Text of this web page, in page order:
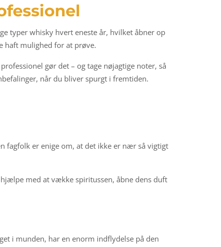
typer whisky hvert eneste år, hvilket åbner op
haft mulighed for at prøve.
gør det – og tage nøjagtige noter, så
når du bliver spurgt i fremtiden.
fagfolk er enige om, at det ikke er nær så vigtigt
med at vække spiritussen, åbne dens duft
i munden, har en enorm indflydelse på den